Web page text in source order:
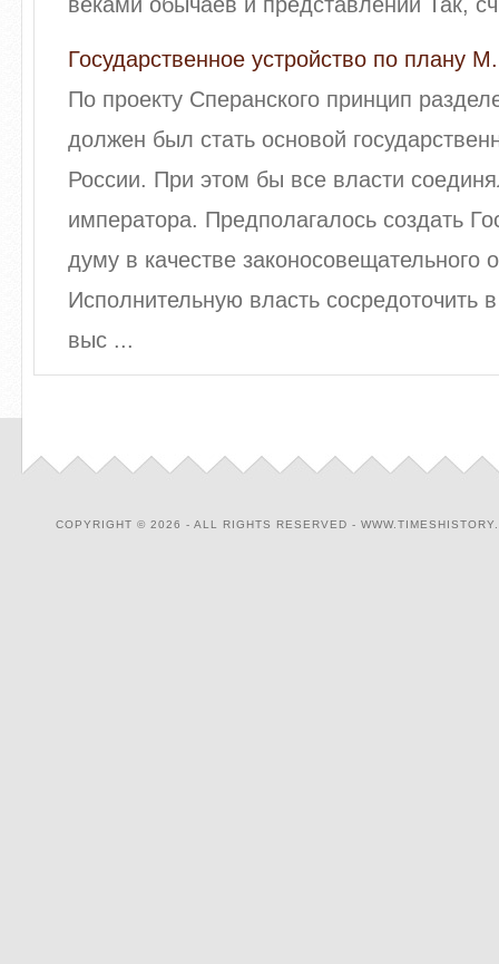
Государственное устройство по плану
По проекту Сперанского принцип
должен был стать основой
России. При этом бы все власти
императора. Предполагалось создать
думу в качестве законосовещательного
Исполнительную власть сосредоточить
выс ...
COPYRIGHT © 2026 - ALL RIGHTS RESERVED -